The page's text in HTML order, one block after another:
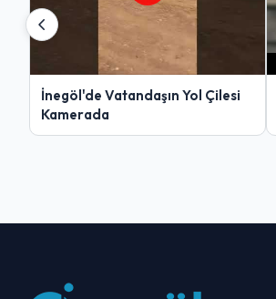
İnegöl'de Vatandaşın Yol Çilesi
Kamerada